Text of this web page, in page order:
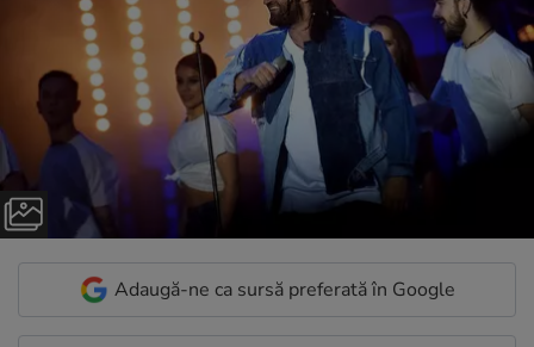
Adaugă-ne ca sursă preferată în Google